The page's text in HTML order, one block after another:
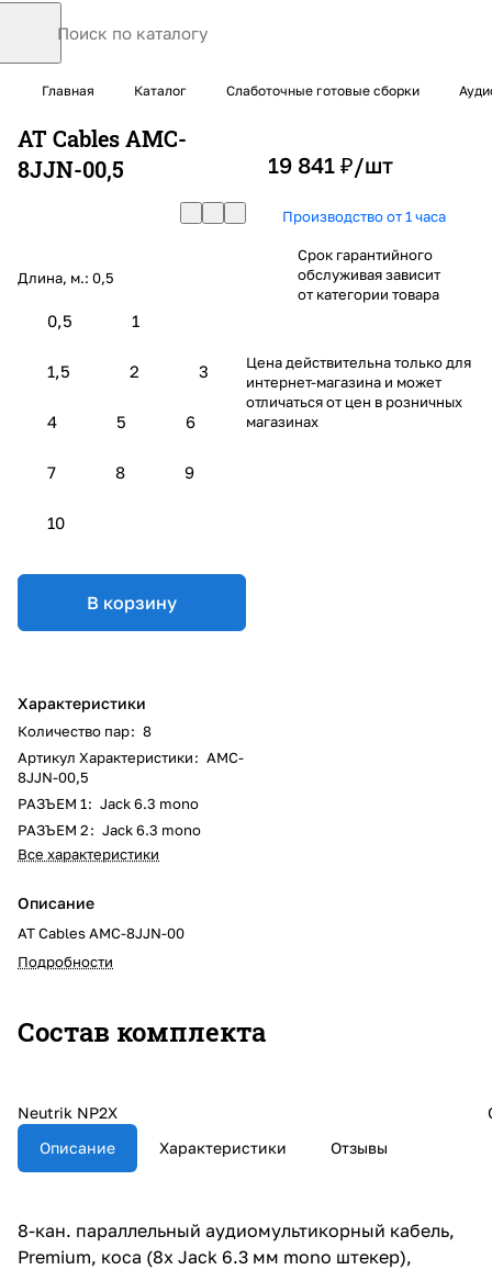
Главная Каталог Слаботочные готовые сборки
AT Cables AMC-
8JJN-00,5
Длина, м.: 0,5
0,5 1
1,5 2 3
4 5 6
7 8 9
10
В корзину
Характеристики
Количество пар: 8
Артикул Характеристики: AMC-
8JJN-00,5
РАЗЪЕМ 1: Jack 6.3 mono
РАЗЪЕМ 2: Jack 6.3 mono
Все характеристики
Описание
AT Cables AMC-8JJN-00
Подробности
19 841 ₽/шт
Производство от 1 часа
Срок гарантийного
обслуживая зависит
от категории товара
Цена действительна только для
интернет-магазина и может
отличаться от цен в розничных
магазинах
Состав комплекта
Neutrik NP2X
Описание
Характеристики Отзывы
8-кан. параллельный аудиомультикорный кабель,
Premium, коса (8х Jack 6.3 мм mono штекер),